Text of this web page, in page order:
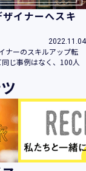
させていただき
情報を、当社は
より取得・収集
等の手段によっ
得・収集させて
せていただく方
イナーへスキ
2022.11.04
ナーのスキルアップ転
じ事例はなく、100人